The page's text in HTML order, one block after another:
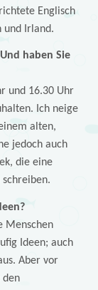
Englisch
und Irland.
haben Sie
und 16.30 Uhr
Ich neige
alten,
jedoch auch
die eine
Menschen
Ideen; auch
Aber vor
den